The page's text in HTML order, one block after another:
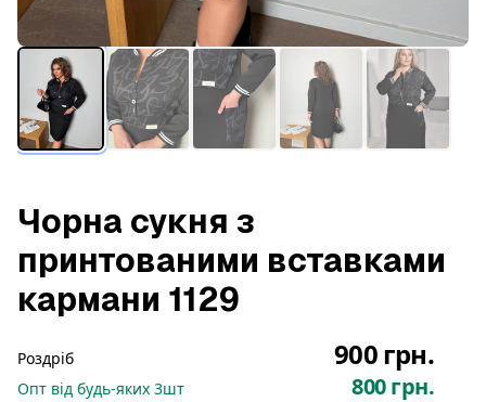
Чорна сукня з
принтованими вставками
кармани 1129
Роздріб 900 грн.
Опт від будь-яких 3шт 800 грн.